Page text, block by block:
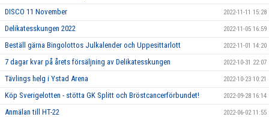
DISCO 11 November 2022-11-11 15:28
Delikatesskungen 2022 2022-11-05 16:59
Beställ gärna Bingolottos Julkalender och Uppesittarlott 2022-11-01 14:20
7 dagar kvar på årets försäljning av Delikatesskungen 2022-10-31 22:07
Tävlings helg i Ystad Arena 2022-10-23 10:21
Köp Sverigelotten - stötta GK Splitt och Bröstcancerförbundet! 2022-09-28 16:14
Anmälan till HT-22 2022-06-02 11:55